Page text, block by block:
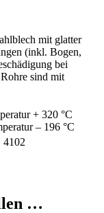
mit glatter
(inkl. Bogen,
bei
sind mit
+ 320 °C
– 196 °C
4102
…